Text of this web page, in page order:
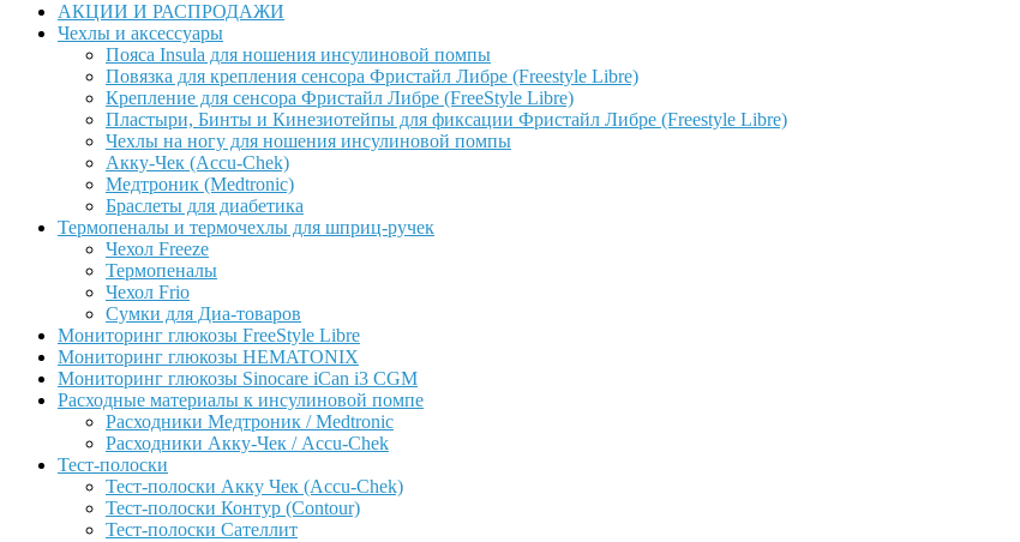
АКЦИИ И РАСПРОДАЖИ
Чехлы и аксессуары
Пояса Insula для ношения инсулиновой помпы
Повязка для крепления сенсора Фристайл Либре (Freestyle Libre)
Крепление для сенсора Фристайл Либре (FreeStyle Libre)
Пластыри, Бинты и Кинезиотейпы для фиксации Фристайл Либре (Freestyle Libre)
Чехлы на ногу для ношения инсулиновой помпы
Акку-Чек (Accu-Chek)
Медтроник (Medtronic)
Браслеты для диабетика
Термопеналы и термочехлы для шприц-ручек
Чехол Freeze
Термопеналы
Чехол Frio
Сумки для Диа-товаров
Мониторинг глюкозы FreeStyle Libre
Мониторинг глюкозы HEMATONIX
Мониторинг глюкозы Sinocare iCan i3 CGM
Расходные материалы к инсулиновой помпе
Расходники Медтроник / Medtronic
Расходники Акку-Чек / Accu-Chek
Тест-полоски
Тест-полоски Акку Чек (Accu-Chek)
Тест-полоски Контур (Contour)
Тест-полоски Сателлит